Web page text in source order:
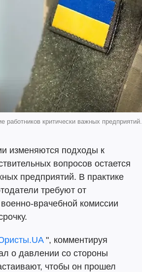
работников критически важных предприятий.
изменяются подходы к
вопросов остается
предприятий. В практике
требуют от
врачебной комиссии
", комментируя
о давлении со стороны
чтобы он прошел